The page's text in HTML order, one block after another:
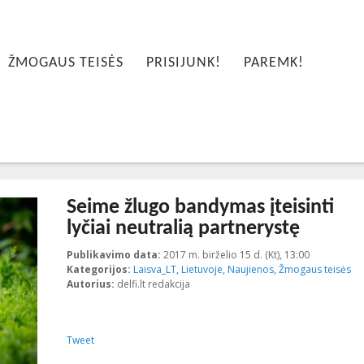
ŽMOGAUS TEISĖS PRISIJUNK! PAREMK!
Seime žlugo bandymas įteisinti
lyčiai neutralią partnerystę
Publikavimo data: 2017 m. birželio 15 d. (Kt), 13:00
Kategorijos: Laisva_LT, Lietuvoje, Naujienos, Žmogaus teisės
Autorius: delfi.lt redakcija
Tweet